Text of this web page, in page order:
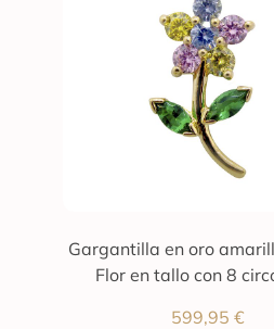
Gargantilla en oro
Flor en tallo con 8
599,95 €